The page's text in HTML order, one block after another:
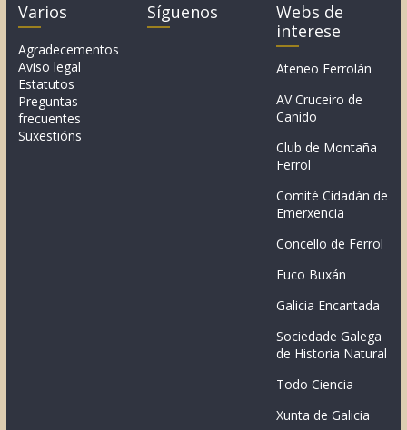
Varios
Agradecementos
Aviso legal
Estatutos
Preguntas
frecuentes
Suxestións
Síguenos
Webs de
interese
Ateneo Ferrolán
AV Cruceiro de
Canido
Club de Montaña
Ferrol
Comité Cidadán de
Emerxencia
Concello de Ferrol
Fuco Buxán
Galicia Encantada
Sociedade Galega
de Historia Natural
Todo Ciencia
Xunta de Galicia